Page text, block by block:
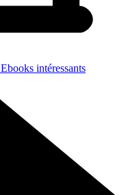
Ebooks intéressants